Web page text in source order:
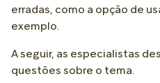
erradas, como a opção de
exemplo.
A seguir, as especialistas
questões sobre o tema.